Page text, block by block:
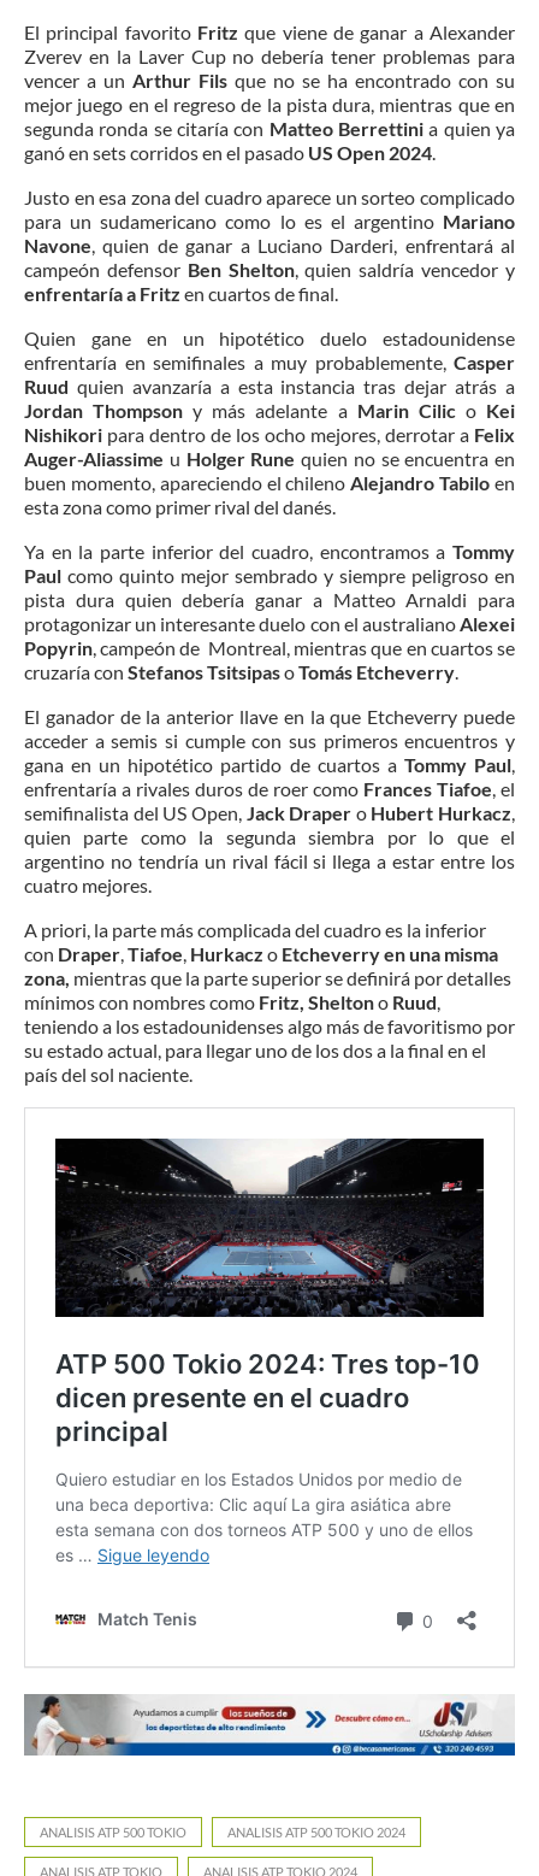
El principal favoritoFritz que viene de ganar a Alexander
Zverev en la Laver Cup no debería tener problemas para
vencer a un Arthur Fils que no se ha encontrado con su
mejor juego en el regreso de la pista dura, mientras que en
segunda ronda se citaría con Matteo Berrettini a quien ya
ganó en sets corridos en el pasado US Open 2024
Justo en esa zona del cuadro aparece un sorteo complicado
para un sudamericano como lo es el argentinoMariano
Navone , quien de ganar a Luciano Darderi, enfrentará al
campeón defensor Ben Shelton, quien saldría vencedor y
enfrentaría a Fritz en cuartos de final.
Quien gane en un hipotético duelo estadounidense
enfrentaría en semifinales a muy probablemente, Casper
Ruud quien avanzaría a esta instancia tras dejar atrás a
Jordan Thompson y más adelante aMarin Cilic oKei
Nishikori para dentro de los ocho mejores, derrotar a Felix
Auger-Aliassime u Holger Rune quien no se encuentra en
buen momento, apareciendo el chileno Alejandro Tabilo en
esta zona como primer rival del danés.
Ya en la parte inferior del cuadro, encontramos a Tommy
Paul como quinto mejor sembrado y siempre peligroso en
pista dura quien debería ganar a Matteo Arnaldi para
protagonizar un interesante duelo con el australianoAlexei
Popyrin , campeón de Montreal, mientras que en cuartos se
cruzaría con Stefanos TsitsipasoTomás Etcheverry
El ganador de la anterior llave en la que Etcheverry puede
acceder a semis si cumple con sus primeros encuentros y
gana en un hipotético partido de cuartos a Tommy Paul
enfrentaría a rivales duros de roer como Frances Tiafoe , el
semifinalista del US Open, Jack Draper oHubert Hurkacz
quien parte como la segunda siembra por lo que el
argentino no tendría un rival fácil si llega a estar entre los
cuatro mejores.
A priori, la parte más complicada del cuadro es la inferior
con Draper Tiafoe Hurkacz o Etcheverry en una misma
zona, mientras que la parte superior se definirá por detalles
mínimos con nombres como Fritz, Sheltono Ruud
teniendo a los estadounidenses algo más de favoritismo por
su estado actual, para llegar uno de los dos a la final en el
país del sol naciente.
ANALISIS ATP 500 TOKIO ANALISIS ATP 500 TOKIO 2024
ANALISIS ATP TOKIO ANALISIS ATP TOKIO 2024